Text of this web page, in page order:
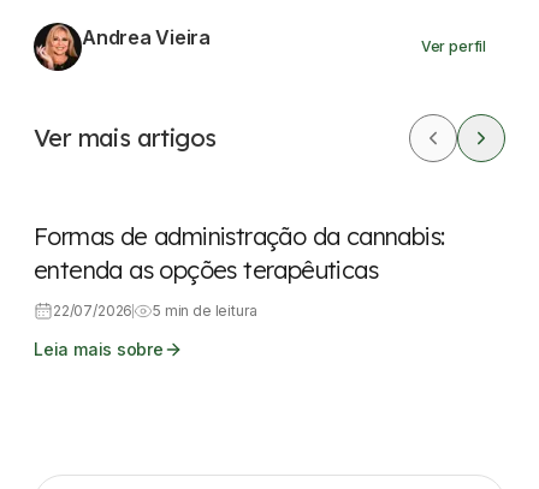
Andrea Vieira Ver perfil
Ver mais artigos
Cannabis Medicinal
Formas de administração da cannabis:
entenda as opções terapêuticas
22/07/2026 5 min de leitura
Leia mais sobre